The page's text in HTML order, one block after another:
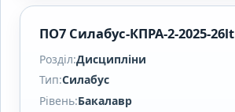
ПО7 Силабус-КПРА-2-2025-26lt
Розділ:Дисципліни
Тип:Силабус
Рівень:Бакалавр